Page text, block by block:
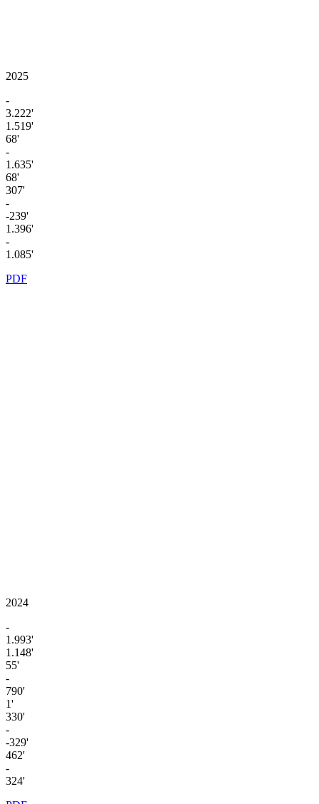
2025
-
3.222'
1.519'
68'
-
1.635'
68'
307'
-
-239'
1.396'
-
1.085'
PDF
2024
-
1.993'
1.148'
55'
-
790'
1'
330'
-
-329'
462'
-
324'